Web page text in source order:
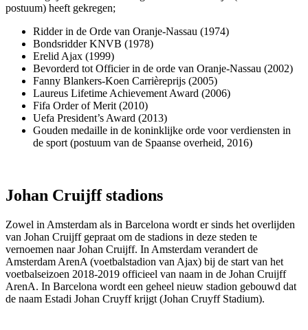
postuum) heeft gekregen;
Ridder in de Orde van Oranje-Nassau (1974)
Bondsridder KNVB (1978)
Erelid Ajax (1999)
Bevorderd tot Officier in de orde van Oranje-Nassau (2002)
Fanny Blankers-Koen Carrièreprijs (2005)
Laureus Lifetime Achievement Award (2006)
Fifa Order of Merit (2010)
Uefa President’s Award (2013)
Gouden medaille in de koninklijke orde voor verdiensten in
de sport (postuum van de Spaanse overheid, 2016)
Johan Cruijff stadions
Zowel in Amsterdam als in Barcelona wordt er sinds het overlijden
van Johan Cruijff gepraat om de stadions in deze steden te
vernoemen naar Johan Cruijff. In Amsterdam verandert de
Amsterdam ArenA (voetbalstadion van Ajax) bij de start van het
voetbalseizoen 2018-2019 officieel van naam in de Johan Cruijff
ArenA. In Barcelona wordt een geheel nieuw stadion gebouwd dat
de naam Estadi Johan Cruyff krijgt (Johan Cruyff Stadium).